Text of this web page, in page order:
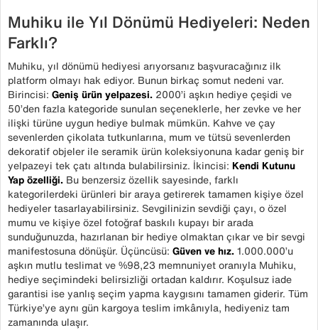
Muhiku ile Yıl Dönümü Hediyeleri: Neden
Farklı?
Muhiku, yıl dönümü hediyesi arıyorsanız başvuracağınız ilk
platform olmayı hak ediyor. Bunun birkaç somut nedeni var.
Birincisi: Geniş ürün yelpazesi. 2000’i aşkın hediye çeşidi ve
50’den fazla kategoride sunulan seçeneklerle, her zevke ve her
ilişki türüne uygun hediye bulmak mümkün. Kahve ve çay
sevenlerden çikolata tutkunlarına, mum ve tütsü sevenlerden
dekoratif objeler ile seramik ürün koleksiyonuna kadar geniş bir
yelpazeyi tek çatı altında bulabilirsiniz. İkincisi: Kendi Kutunu
Yap özelliği. Bu benzersiz özellik sayesinde, farklı
kategorilerdeki ürünleri bir araya getirerek tamamen kişiye özel
hediyeler tasarlayabilirsiniz. Sevgilinizin sevdiği çayı, o özel
mumu ve kişiye özel fotoğraf baskılı kupayı bir arada
sunduğunuzda, hazırlanan bir hediye olmaktan çıkar ve bir sevgi
manifestosuna dönüşür. Üçüncüsü: Güven ve hız.1.000.000’u
aşkın mutlu teslimat ve %98,23 memnuniyet oranıyla Muhiku,
hediye seçimindeki belirsizliği ortadan kaldırır. Koşulsuz iade
garantisi ise yanlış seçim yapma kaygısını tamamen giderir. Tüm
Türkiye’ye aynı gün kargoya teslim imkânıyla, hediyeniz tam
zamanında ulaşır.